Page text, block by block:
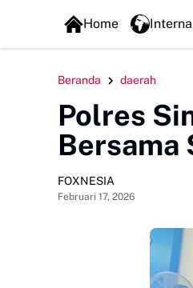
FOXLINE NEWS
Home
Beranda daerah
Polres
Bersama
FOXNESIA
Februari 17, 2026